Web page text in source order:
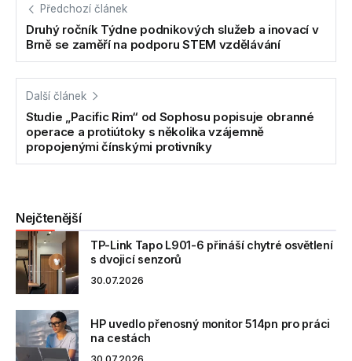
Předchozí článek
Druhý ročník Týdne podnikových služeb a inovací v
Brně se zaměří na podporu STEM vzdělávání
Další článek
Studie „Pacific Rim“ od Sophosu popisuje obranné
operace a protiútoky s několika vzájemně
propojenými čínskými protivníky
Nejčtenější
TP-Link Tapo L901-6 přináší chytré osvětlení
s dvojicí senzorů
30.07.2026
HP uvedlo přenosný monitor 514pn pro práci
na cestách